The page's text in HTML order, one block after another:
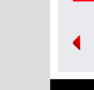
Виктор